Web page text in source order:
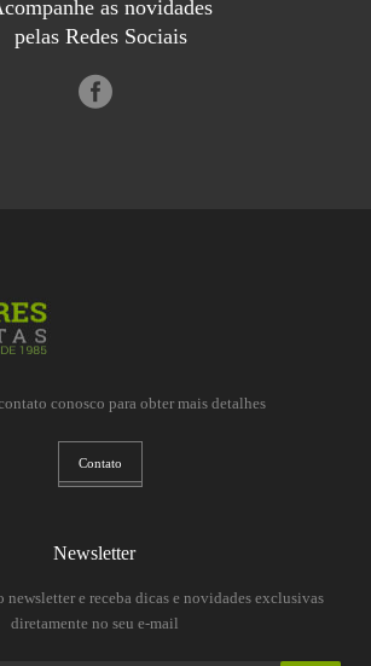
as novidades
pelas Redes Sociais
conosco para obter mais detalhes
Contato
Newsletter
newsletter e receba dicas e novidades exclusivas
diretamente no seu e-mail